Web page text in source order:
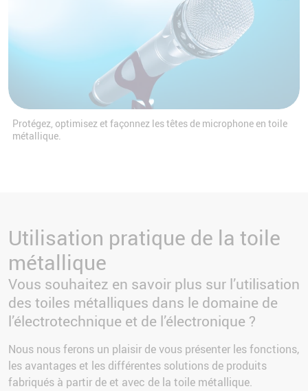
Protégez, optimisez et façonnez les têtes de microphone en toile
métallique.
Utilisation pratique de la toile
métallique
Vous souhaitez en savoir plus sur l’utilisation
des toiles métalliques dans le domaine de
l’électrotechnique et de l’électronique ?
Nous nous ferons un plaisir de vous présenter les fonctions,
les avantages et les différentes solutions de produits
fabriqués à partir de et avec de la toile métallique.